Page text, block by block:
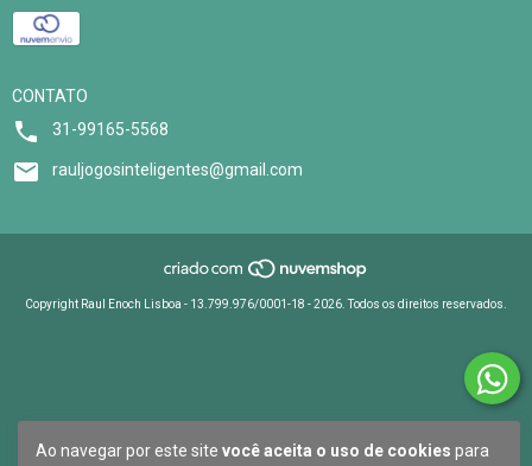
Ao navegar por este site você aceita o uso de cookies para
CONTATO
31-99165-5568
rauljogosinteligentes@gmail.com
Copyright Raul Enoch Lisboa - 13.799.976/0001-18 - 2026. Todos os direitos reservados.